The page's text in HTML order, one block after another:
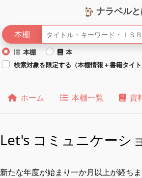
ナラベル
本棚
本棚
本
検索対象を限定する（本棚情報＋書籍タイト
ホーム 本棚一覧 資
Let's コミュニケーシ
新たな年度が始まり一か月以上が経ち